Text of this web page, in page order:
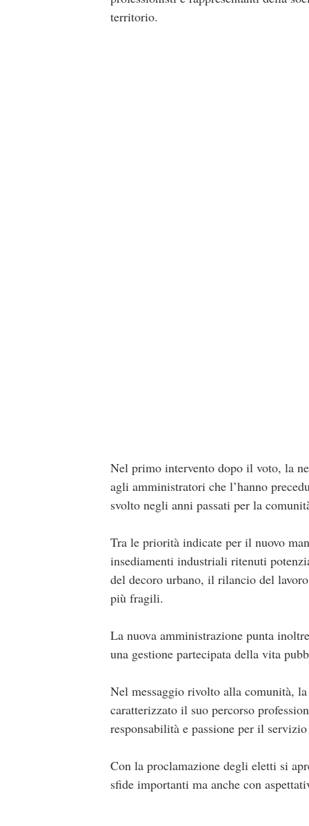
territorio.
Nel primo intervento dopo il voto, la
agli amministratori che l’hanno
svolto negli anni passati per la
Tra le priorità indicate per il nuovo
insediamenti industriali ritenuti
del decoro urbano, il rilancio del
più fragili.
La nuova amministrazione punta
una gestione partecipata della vita
Nel messaggio rivolto alla comunità, la
caratterizzato il suo percorso
responsabilità e passione per il
Con la proclamazione degli eletti si
sfide importanti ma anche con